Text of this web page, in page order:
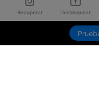
Recuperar Desbloquear